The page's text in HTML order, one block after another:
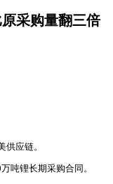
采购量翻三倍
供应链。
吨锂长期采购合同。